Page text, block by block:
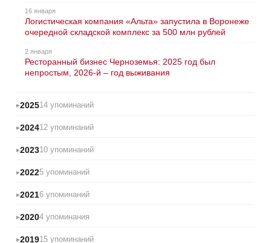
16 января
Логистическая компания «Альта» запустила в Воронеже
очередной складской комплекс за 500 млн рублей
2 января
Ресторанный бизнес Черноземья: 2025 год был
непростым, 2026-й – год выживания
202514 упоминаний
202412 упоминаний
202310 упоминаний
20225 упоминаний
20216 упоминаний
20204 упоминания
201915 упоминаний